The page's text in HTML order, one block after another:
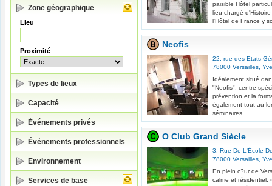
Zone géographique
Lieu
Proximité
Types de lieux
Capacité
Événements privés
Événements professionnels
Environnement
Services de base
paisible Hôtel
lieu chargé
l'Hôtel de France y
Neofis
22, rue des Etats-
78000 Versailles
Idéalement situé
"Neofis", centre
prévention et la
également tout au
séminaires...
O Club Grand Siècle
3, Rue De L'École
78000 Versailles
En plein c?ur de
calme et résidentiel,